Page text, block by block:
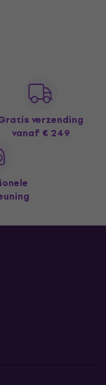
verzending
vanaf € 249